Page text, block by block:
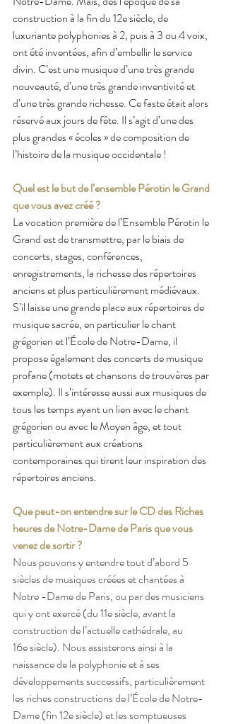
construction à la fin du 12e siècle, de
luxuriante polyphonies à 2, puis à 3 ou 4 voix,
ont été inventées, afin d’embellir le service
divin. C’est une musique d’une très grande
nouveauté, d’une très grande inventivité et
d’une très grande richesse. Ce faste était alors
réservé aux jours de fête. Il s’agit d’une des
plus grandes « écoles » de composition de
l’histoire de la musique occidentale !
Quel est le but de l’ensemble Pérotin le Grand
que vous avez créé ?
La vocation première de l’Ensemble Pérotin le
Grand est de transmettre, par le biais de
concerts, stages, conférences,
enregistrements, la richesse des répertoires
anciens et plus particulièrement médiévaux.
S’il laisse une grande place aux répertoires de
musique sacrée, en particulier le chant
grégorien et l’École de Notre-Dame, il
propose également des concerts de musique
profane (motets et chansons de trouvères par
exemple). Il s’intéresse aussi aux musiques de
tous les temps ayant un lien avec le chant
grégorien ou avec le Moyen âge, et tout
particulièrement aux créations
contemporaines qui tirent leur inspiration des
répertoires anciens.
Que peut-on entendre sur le CD des Riches
heures de Notre-Dame de Paris que vous
venez de sortir ?
Nous pouvons y entendre tout d’abord 5
siècles de musiques créées et chantées à
Notre -Dame de Paris, ou par des musiciens
qui y ont exercé (du 11e siècle, avant la
construction de l’actuelle cathédrale, au
16e siècle). Nous assisterons ainsi à la
naissance de la polyphonie et à ses
développements successifs, particulièrement
les riches constructions de l’École de Notre-
Dame (fin 12e siècle) et les somptueuses